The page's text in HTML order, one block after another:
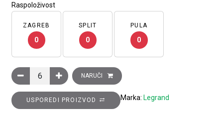
Raspoloživost
ZAGREB
0
SPLIT
0
PULA
0
Minijaturni automatski prekidač 6kA,2P, 63A, B krivulja količina
NARUČI
USPOREDI PROIZVOD Marka: Legrand